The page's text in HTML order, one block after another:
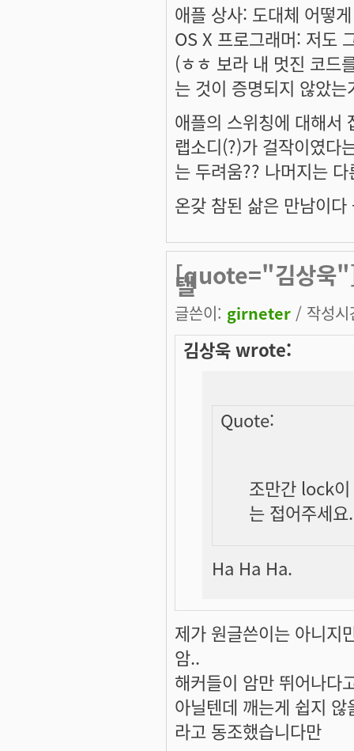
애플 상사: 도대체 어떻
OS X 프로그래머: 저도
(ㅎㅎ 보라 내 멋진 코드
는 것이 증명되지 않았는
애플의 스위칭에 대해서
랩소디(?)가 걸작이였다
는 두려움?? 나머지는
온갖 참된 삶은 만남이
[quote="김상욱
텔
글쓴이: girneter / 작성
김상욱 wrote:
Quote:
조만간 lock이
는 접어주세요.
Ha Ha Ha.
제가 원글쓴이는 아니지
암..
해커들이 암만 뛰어나다
아닐텐데 깨는게 쉽지 않
라고 동조했습니다만